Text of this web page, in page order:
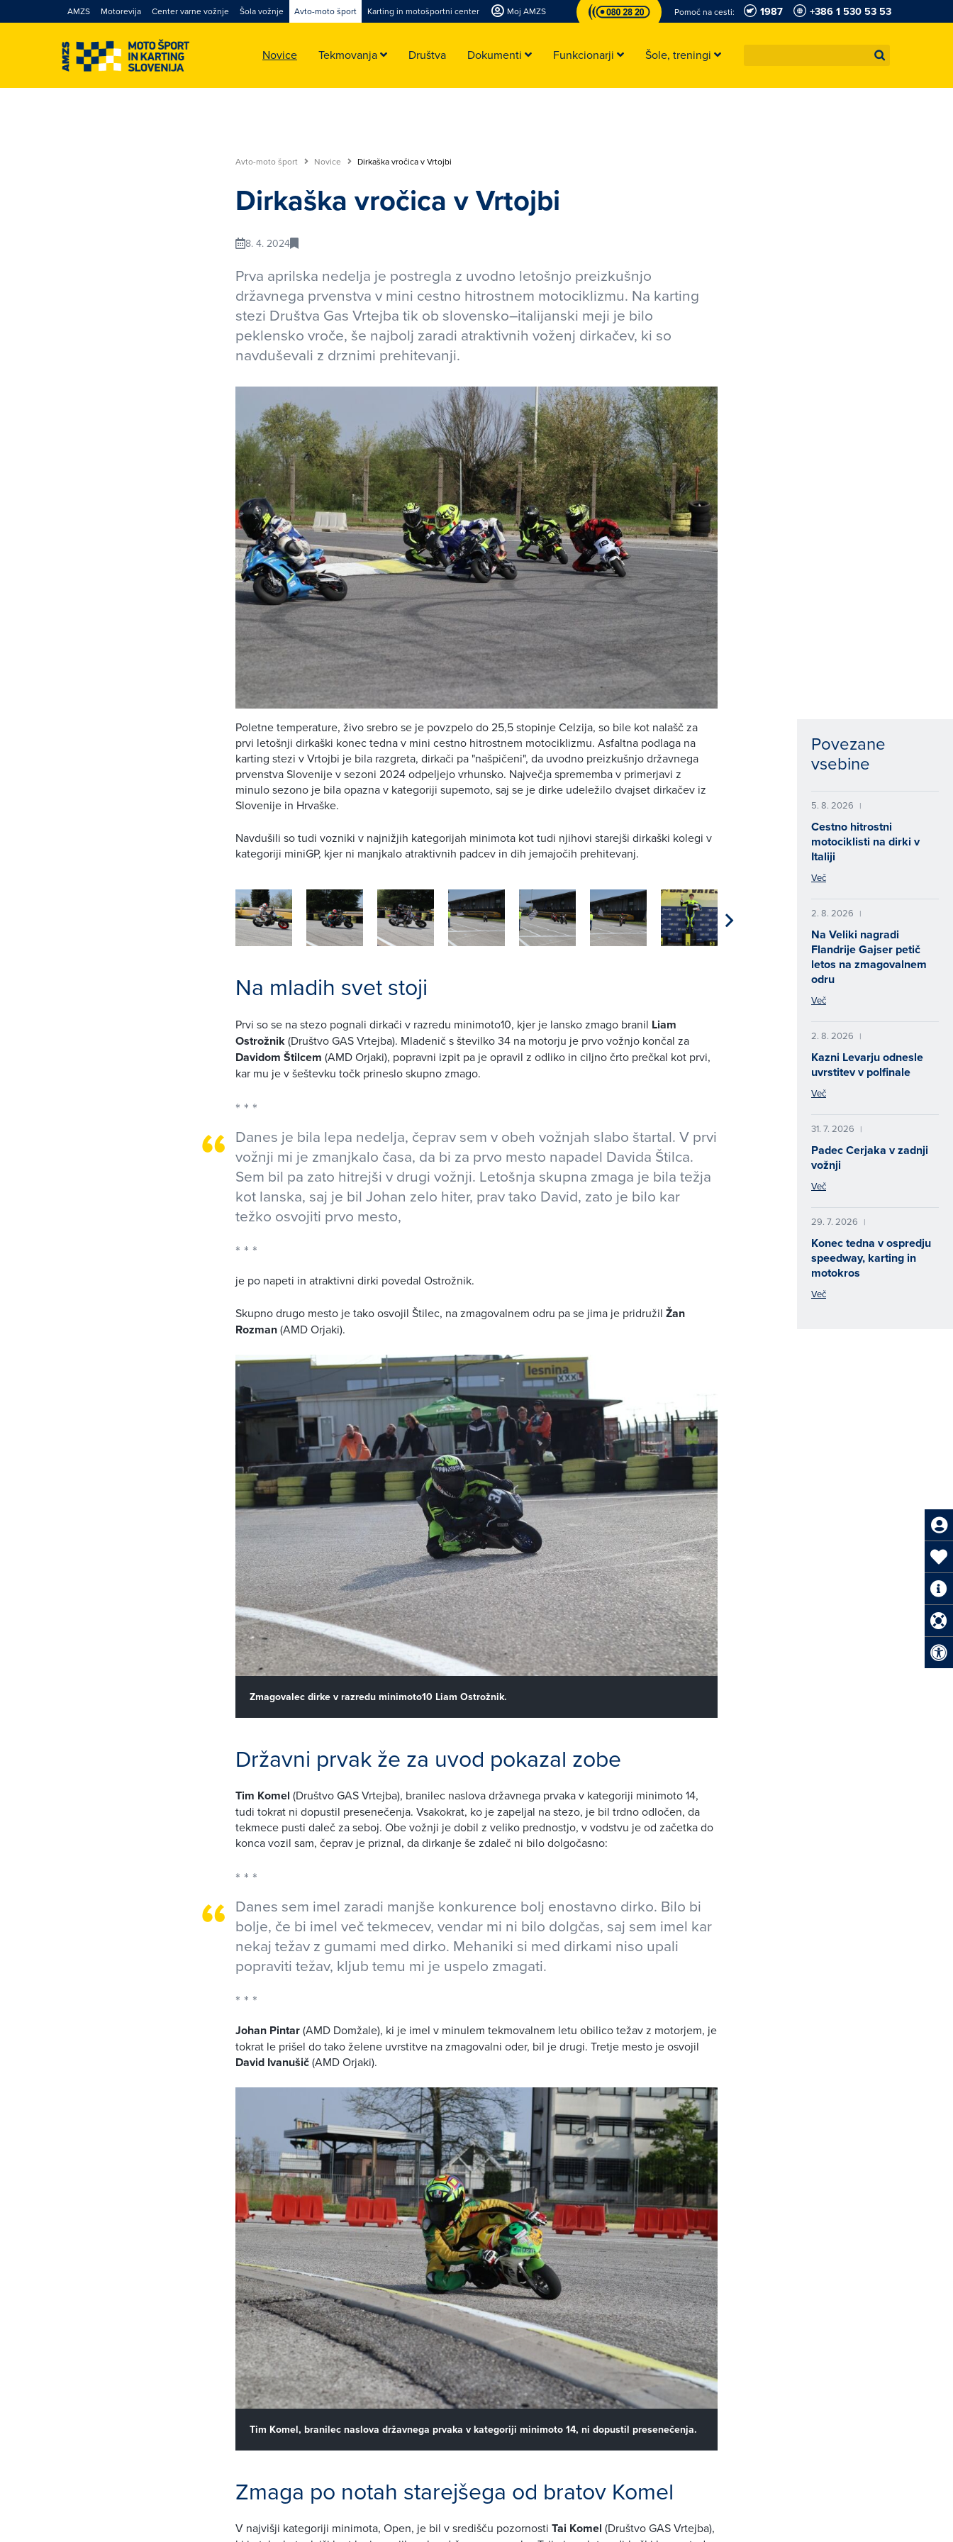
AMZS Motorevija Center varne vožnje Šola vožnje Avto-moto šport Karting in motošportni center Moj AMZS Pomoč na cesti: 1987 +386 1 530 53 53
Novice Tekmovanja Društva Dokumenti Funkcionarji Šole, treningi
Avto-moto šport Novice Dirkaška vročica v Vrtojbi
Dirkaška vročica v Vrtojbi
8. 4. 2024
Prva aprilska nedelja je postregla z uvodno letošnjo preizkušnjo
državnega prvenstva v mini cestno hitrostnem motociklizmu. Na karting
stezi Društva Gas Vrtejba tik ob slovensko–italijanski meji je bilo
peklensko vroče, še najbolj zaradi atraktivnih voženj dirkačev, ki so
navduševali z drznimi prehitevanji.
Poletne temperature, živo srebro se je povzpelo do 25,5 stopinje Celzija, so bile kot nalašč za
prvi letošnji dirkaški konec tedna v mini cestno hitrostnem motociklizmu. Asfaltna podlaga na
karting stezi v Vrtojbi je bila razgreta, dirkači pa "našpičeni", da uvodno preizkušnjo državnega
prvenstva Slovenije v sezoni 2024 odpeljejo vrhunsko. Največja sprememba v primerjavi z
minulo sezono je bila opazna v kategoriji supemoto, saj se je dirke udeležilo dvajset dirkačev iz
Slovenije in Hrvaške.
Navdušili so tudi vozniki v najnižjih kategorijah minimota kot tudi njihovi starejši dirkaški kolegi v
kategoriji miniGP, kjer ni manjkalo atraktivnih padcev in dih jemajočih prehitevanj.
Na mladih svet stoji
Prvi so se na stezo pognali dirkači v razredu minimoto10, kjer je lansko zmago branil Liam
Ostrožnik(Društvo GAS Vrtejba). Mladenič s številko 34 na motorju je prvo vožnjo končal za
Davidom Štilcem (AMD Orjaki), popravni izpit pa je opravil z odliko in ciljno črto prečkal kot prvi,
kar mu je v šeštevku točk prineslo skupno zmago.
Danes je bila lepa nedelja, čeprav sem v obeh vožnjah slabo štartal. V prvi
vožnji mi je zmanjkalo časa, da bi za prvo mesto napadel Davida Štilca.
Sem bil pa zato hitrejši v drugi vožnji. Letošnja skupna zmaga je bila težja
kot lanska, saj je bil Johan zelo hiter, prav tako David, zato je bilo kar
težko osvojiti prvo mesto,
je po napeti in atraktivni dirki povedal Ostrožnik.
Skupno drugo mesto je tako osvojil Štilec, na zmagovalnem odru pa se jima je pridružil Žan
Rozman(AMD Orjaki).
Zmagovalec dirke v razredu minimoto10 Liam Ostrožnik.
Državni prvak že za uvod pokazal zobe
Tim Komel (Društvo GAS Vrtejba), branilec naslova državnega prvaka v kategoriji minimoto 14,
tudi tokrat ni dopustil presenečenja. Vsakokrat, ko je zapeljal na stezo, je bil trdno odločen, da
tekmece pusti daleč za seboj. Obe vožnji je dobil z veliko prednostjo, v vodstvu je od začetka do
konca vozil sam, čeprav je priznal, da dirkanje še zdaleč ni bilo dolgočasno:
Danes sem imel zaradi manjše konkurence bolj enostavno dirko. Bilo bi
bolje, če bi imel več tekmecev, vendar mi ni bilo dolgčas, saj sem imel kar
nekaj težav z gumami med dirko. Mehaniki si med dirkami niso upali
popraviti težav, kljub temu mi je uspelo zmagati.
Johan Pintar(AMD Domžale), ki je imel v minulem tekmovalnem letu obilico težav z motorjem, je
tokrat le prišel do tako želene uvrstitve na zmagovalni oder, bil je drugi. Tretje mesto je osvojil
David Ivanušič(AMD Orjaki).
Tim Komel, branilec naslova državnega prvaka v kategoriji minimoto 14, ni dopustil presenečenja.
Zmaga po notah starejšega od bratov Komel
V najvišji kategoriji minimota, Open, je bil v središču pozornosti Tai Komel (Društvo GAS Vrtejba),
Povezane
vsebine
5. 8. 2026 |
Cestno hitrostni
motociklisti na dirki v
Italiji
Več
2. 8. 2026 |
Na Veliki nagradi
Flandrije Gajser petič
letos na zmagovalnem
odru
Več
2. 8. 2026 |
Kazni Levarju odnesle
uvrstitev v polfinale
Več
31. 7. 2026 |
Padec Cerjaka v zadnji
vožnji
Več
29. 7. 2026 |
Konec tedna v ospredju
speedway, karting in
motokros
Več